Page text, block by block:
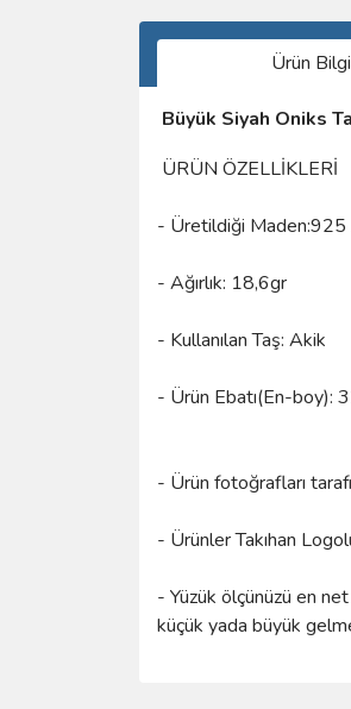
Ürün
Büyük Siyah Oniks
ÜRÜN ÖZELLİKLERİ
- Üretildiği Maden:925
- Ağırlık: 18,6gr
- Kullanılan Taş: Akik
- Ürün Ebatı(En-boy):
- Ürün fotoğrafları
- Ürünler Takıhan
- Yüzük ölçünüzü en
küçük yada büyük